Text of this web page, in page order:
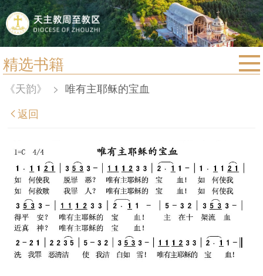
精选书籍
首页
宗教法规
教区简介
信仰文萃
教会圣月
《天韵》 > 唯有主耶稣的宝血
返回